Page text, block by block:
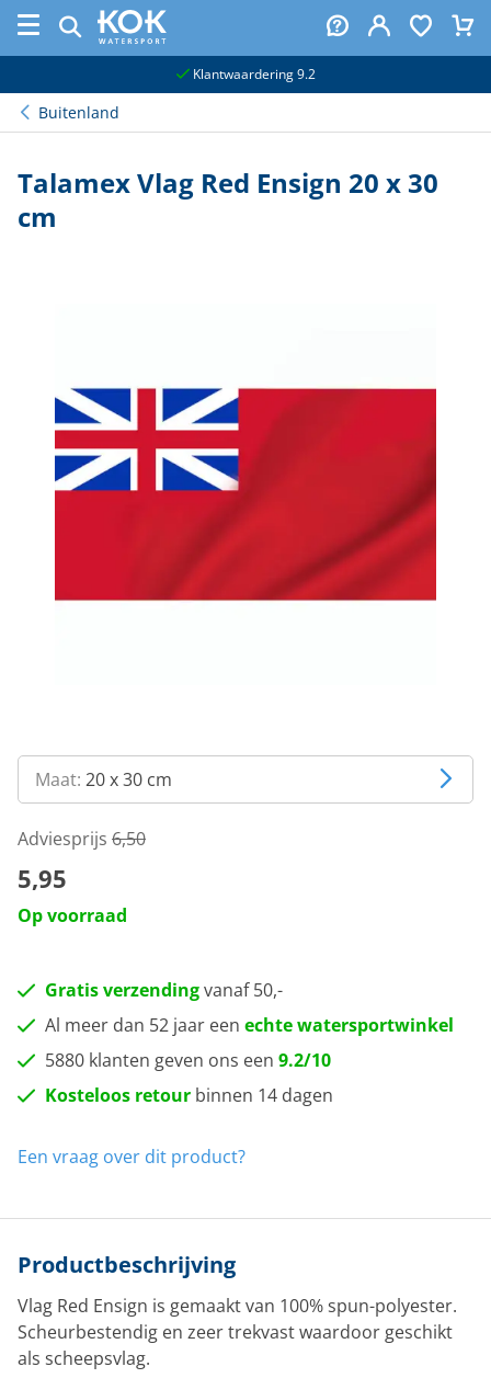
Klantwaardering 9.2
Buitenland
Talamex Vlag Red Ensign 20 x 30
cm
Maat: 20 x 30 cm
Adviesprijs 6,50
5,95
Op voorraad
Gratis verzendingvanaf 50,-
Al meer dan 52 jaar een echte watersportwinkel
5880 klanten geven ons een 9.2/10
Kosteloos retour binnen 14 dagen
Een vraag over dit product?
Productbeschrijving
Vlag Red Ensign is gemaakt van 100% spun-polyester.
Scheurbestendig en zeer trekvast waardoor geschikt
als scheepsvlag.